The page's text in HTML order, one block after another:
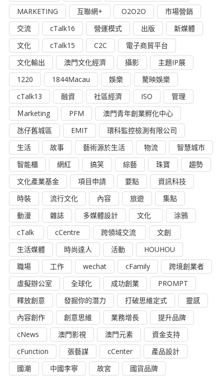
MARKETING
互聯網+ O2O2O
市場營銷
交流
cTalk16 營運模式 出版
新媒體
文化
cTalk15 C2C
電子商貿平台
文化輸出
澳門文化經濟 攝影
主題IP展
1220
1844Macau 娛樂
驁映娛樂
cTalk13
融資 社區經濟 ISO
管理
Ｍarketing
PFM
澳門青年創業孵化中心
氹仔舊城區
EMIT
環科監控檢測有限公司
生活
故事 藝術源於生活 物流
智慧城市
智能櫃
網紅 搞笑 綜藝 珠寶
趨勢
文化產業基金
項目申請 要點
資訊科技
時裝
流行文化 內容 旅遊
集點
動漫
雜誌 多媒體設計 文化
涂鴉
cTalk
cCentre 跨領域交流
文創
生活媒體
時尚達人 活動
HOUHOU
職場
工作 wechat cFamily
跨境創業者
虛擬辦公室
全球化 成功創業
PROMPT
釋放創意
發掘你的潛力 打破思維定式
靈感
內容創作
創意思維 業務增長
提升品牌
cNews
澳門影視 澳門元素
資金支持
cFunction
張藝謀 cCenter
產品設計
國潮
中國李寧 故宮 國貨品牌